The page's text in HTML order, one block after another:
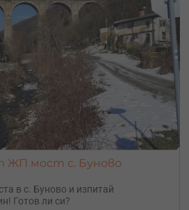
ЖП мост с. Буново
в с. Буново и изпитай
Готов ли си?